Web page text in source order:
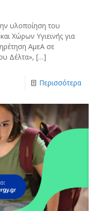
υλοποίηση του
Χώρων Υγιεινής για
ΑμεΑ σε
Δέλτα», […]
Περισσότερα